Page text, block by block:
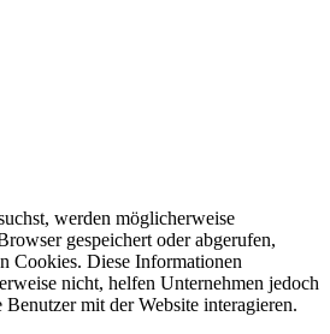
werden möglicherweise
gespeichert oder abgerufen,
Cookies. Diese Informationen
nicht, helfen Unternehmen jedoch
mit der Website interagieren.